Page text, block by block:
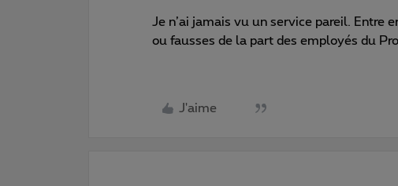
Je n’ai jamais vu un service pareil. Entre
ou fausses de la part des employés du
J'aime